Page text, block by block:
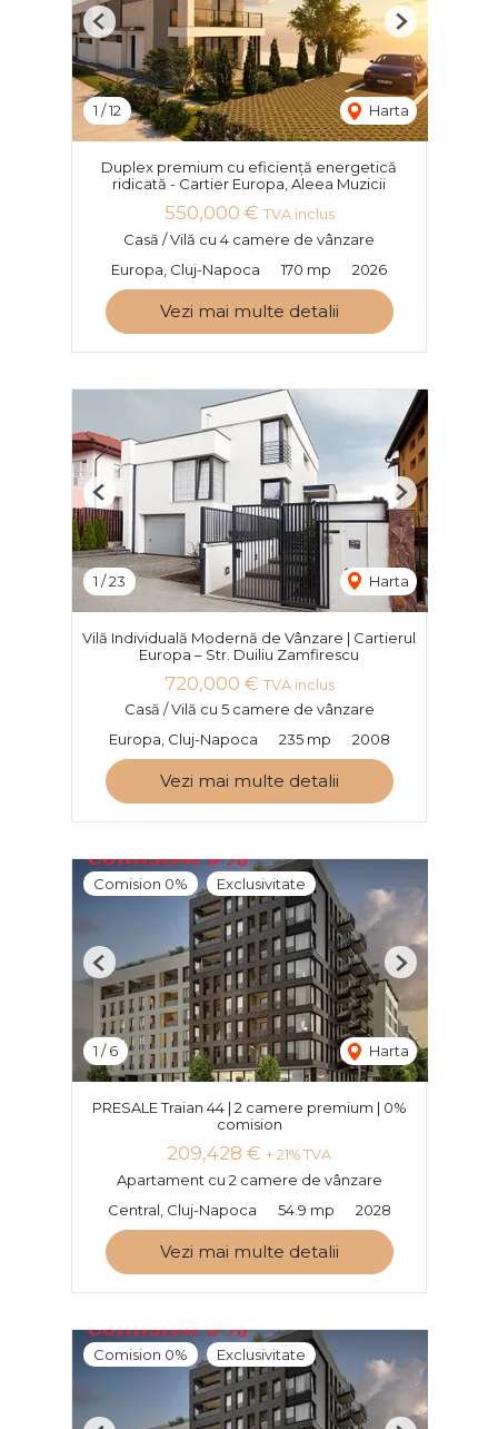
1 /12 Harta
Previous Next
Duplex premium cu eficiență energetică
ridicată - Cartier Europa, Aleea Muzicii
550,000 € TVA inclus
Casă / Vilă cu 4 camere de vânzare
Europa, Cluj-Napoca
170 mp 2026
Vezi mai multe detalii
1 /23 Harta
Previous Next
Vilă Individuală Modernă de Vânzare | Cartierul
Europa – Str. Duiliu Zamfirescu
720,000 € TVA inclus
Casă / Vilă cu 5 camere de vânzare
Europa, Cluj-Napoca
235 mp 2008
Vezi mai multe detalii
Comision 0% Exclusivitate
1 /6 Harta
Previous Next
PRESALE Traian 44 | 2 camere premium | 0%
comision
209,428 € + 21% TVA
Apartament cu 2 camere de vânzare
Central, Cluj-Napoca
54.9 mp 2028
Vezi mai multe detalii
Comision 0% Exclusivitate